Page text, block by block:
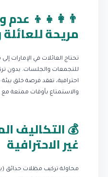
👨‍👩‍👧‍👦
مريحة
تحتاج العائلات في الإمارات
للتجمعات والجلسات. بدون
احترافية، تفقد فرصة خلق
والاستمتاع بأوقات ممتعة مع
💰 التكاليف
غير الاحترافية
محاولة تركيب مظلات حدائق